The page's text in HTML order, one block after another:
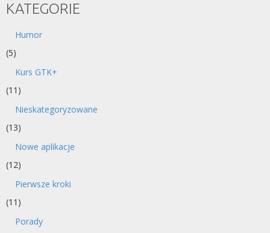
KATEGORIE
Humor
(5)
Kurs GTK+
(11)
Nieskategoryzowane
(13)
Nowe aplikacje
(12)
Pierwsze kroki
(11)
Porady